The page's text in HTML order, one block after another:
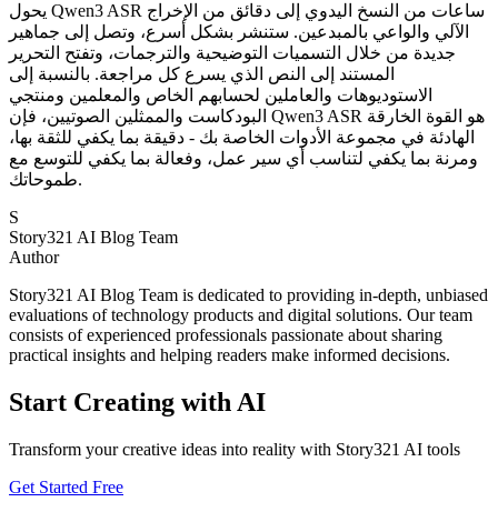
يحول Qwen3 ASR ساعات من النسخ اليدوي إلى دقائق من الإخراج
الآلي والواعي بالمبدعين. ستنشر بشكل أسرع، وتصل إلى جماهير
جديدة من خلال التسميات التوضيحية والترجمات، وتفتح التحرير
المستند إلى النص الذي يسرع كل مراجعة. بالنسبة إلى
الاستوديوهات والعاملين لحسابهم الخاص والمعلمين ومنتجي
البودكاست والممثلين الصوتيين، فإن Qwen3 ASR هو القوة الخارقة
الهادئة في مجموعة الأدوات الخاصة بك - دقيقة بما يكفي للثقة بها،
ومرنة بما يكفي لتناسب أي سير عمل، وفعالة بما يكفي للتوسع مع
طموحاتك.
S
Story321 AI Blog Team
Author
Story321 AI Blog Team is dedicated to providing in-depth, unbiased
evaluations of technology products and digital solutions. Our team
consists of experienced professionals passionate about sharing
practical insights and helping readers make informed decisions.
Start Creating with AI
Transform your creative ideas into reality with Story321 AI tools
Get Started Free